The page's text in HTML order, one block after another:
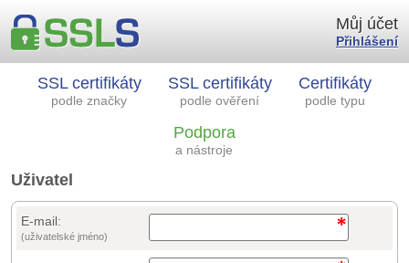
SSL certifikáty
podle značky
SSL certifikáty
podle ověření
Certifikáty
podle typu
Podpora
a nástroje
Můj účet
Přihlášení
Uživatel
E-mail:
(uživatelské jméno)